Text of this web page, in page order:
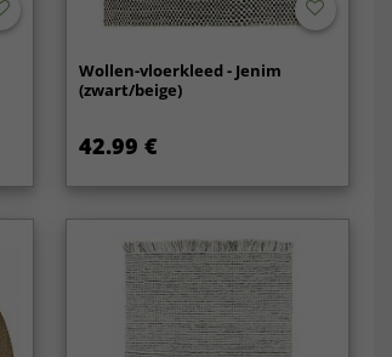
Wollen-vloerkleed - Jenim
(zwart/beige)
42.99 €